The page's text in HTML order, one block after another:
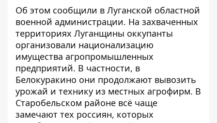
Об этом сообщили в Луганской областной
военной администрации. На захваченных
территориях Луганщины оккупанты
организовали национализацию
имущества агропромышленных
предприятий. В частности, в
Белокуракино они продолжают вывозить
урожай и технику из местных агрофирм. В
Старобельском районе всё чаще
замечают тех россиян, которых